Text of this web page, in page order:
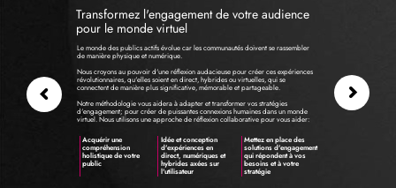
Transformez l'engagement de votre audience
pour le monde virtuel
Le monde des publics actifs évolue car les communautés doivent se rassembler
de manière physique et numérique.
Nous croyons au pouvoir d'une réflexion audacieuse pour créer ces expériences
révolutionnaires, qu'elles soient en direct, hybrides ou virtuelles, qui se
connectent de manière plus significative, mémorable et partageable.
Notre méthodologie vous aidera à adapter et transformer vos stratégies
d'engagement; pour créer de puissantes connexions humaines dans un monde
virtuel. Nous utilisons une approche de réflexion collaborative pour vous aider:
Acquérir une
compréhension
holistique de votre
public
Idée et conception
d'expériences en
direct, numériques et
hybrides axées sur
l'utilisateur
Mettez en place des
solutions d'engagement
qui répondent à vos
besoins et à votre
stratégie